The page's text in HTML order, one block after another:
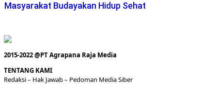
Masyarakat Budayakan Hidup Sehat
2015-2022 @PT Agrapana Raja Media
TENTANG KAMI
Redaksi– Hak Jawab – Pedoman Media Siber